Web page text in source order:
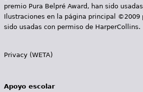
premio Pura Belpré Award, han sido
Ilustraciones en la página principal ©2009
sido usadas con permiso de HarperCollins.
Privacy (WETA)
Apoyo escolar